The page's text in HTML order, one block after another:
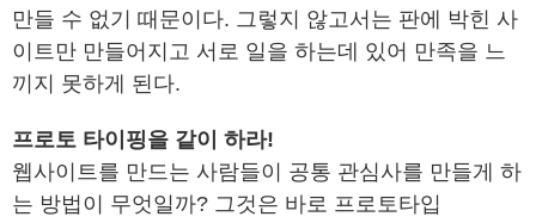
만들 수 없기 때문이다. 그렇지 않고서는 판에 박힌 사
이트만 만들어지고 서로 일을 하는데 있어 만족을 느
끼지 못하게 된다.
프로토 타이핑을 같이 하라!
웹사이트를 만드는 사람들이 공통 관심사를 만들게 하
는 방법이 무엇일까? 그것은 바로 프로토타입